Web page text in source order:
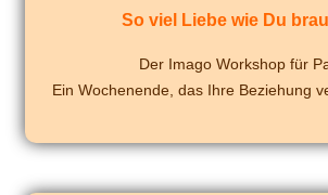
So viel Liebe wie Du
Der Imago Workshop für
Ein Wochenende, das Ihre Beziehung